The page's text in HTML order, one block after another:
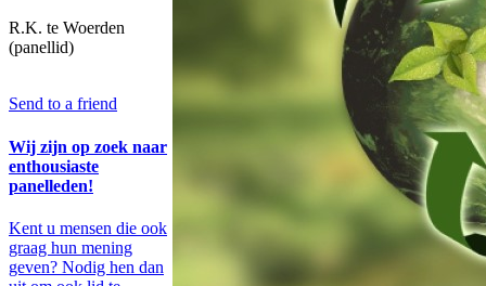
R.K. te Woerden
(panellid)
Send to a friend
Wij zijn op zoek naar
enthousiaste
panelleden!
Kent u mensen die ook
graag hun mening
geven? Nodig hen dan